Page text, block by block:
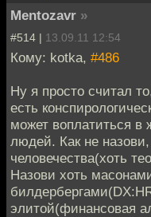
Mentozavr »
#514 | 13.09.11 12:54
Кому: kotka, #486
Ну я просто считал
есть
может воплатиться в
людей. Как не
человечества(хоть
Назови хоть
элитой(финансовая